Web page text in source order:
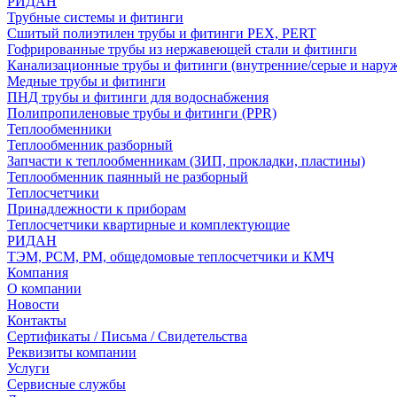
Трубные системы и фитинги
Сшитый полиэтилен трубы и фитинги PEX, PERT
Гофрированные трубы из нержавеющей стали и фитинги
Канализационные трубы и фитинги (внутренние/серые и
Медные трубы и фитинги
ПНД трубы и фитинги для водоснабжения
Полипропиленовые трубы и фитинги (PPR)
Теплообменники
Теплообменник разборный
Запчасти к теплообменникам (ЗИП, прокладки, пластины)
Теплообменник паянный не разборный
Теплосчетчики
Принадлежности к приборам
Теплосчетчики квартирные и комплектующие
РИДАН
ТЭМ, РСМ, РМ, общедомовые теплосчетчики и КМЧ
Компания
О компании
Новости
Контакты
Сертификаты / Письма / Свидетельства
Реквизиты компании
Услуги
Сервисные службы